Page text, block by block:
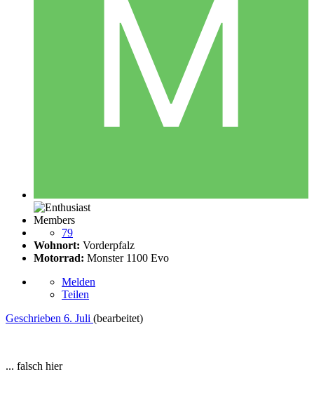
Members
79
Wohnort: Vorderpfalz
Motorrad: Monster 1100 Evo
Melden
Teilen
Geschrieben 6. Juli (bearbeitet)
... falsch hier